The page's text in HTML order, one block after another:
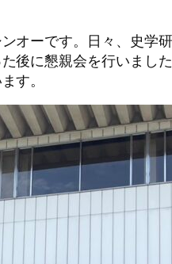
オーです。日々、史学
後に懇親会を行いまし
す。